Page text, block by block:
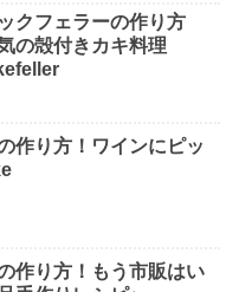
クフェラーの作り方
の殻付きカキ料理
作り方！ワインにピッ
作り方！もう市販はい